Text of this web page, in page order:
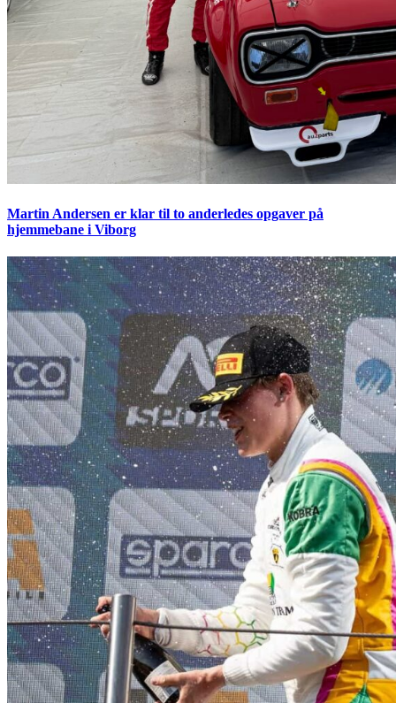
Martin Andersen er klar til to anderledes opgaver på
hjemmebane i Viborg